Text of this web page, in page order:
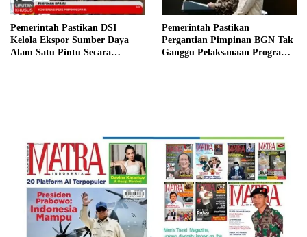
Pemerintah Pastikan DSI
Kelola Ekspor Sumber Daya
Alam Satu Pintu Secara
Pemerintah Pastikan
Pergantian Pimpinan BGN Tak
Ganggu Pelaksanaan Program